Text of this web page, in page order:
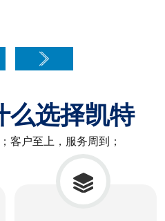
么选择凯特
客户至上，服务周到；